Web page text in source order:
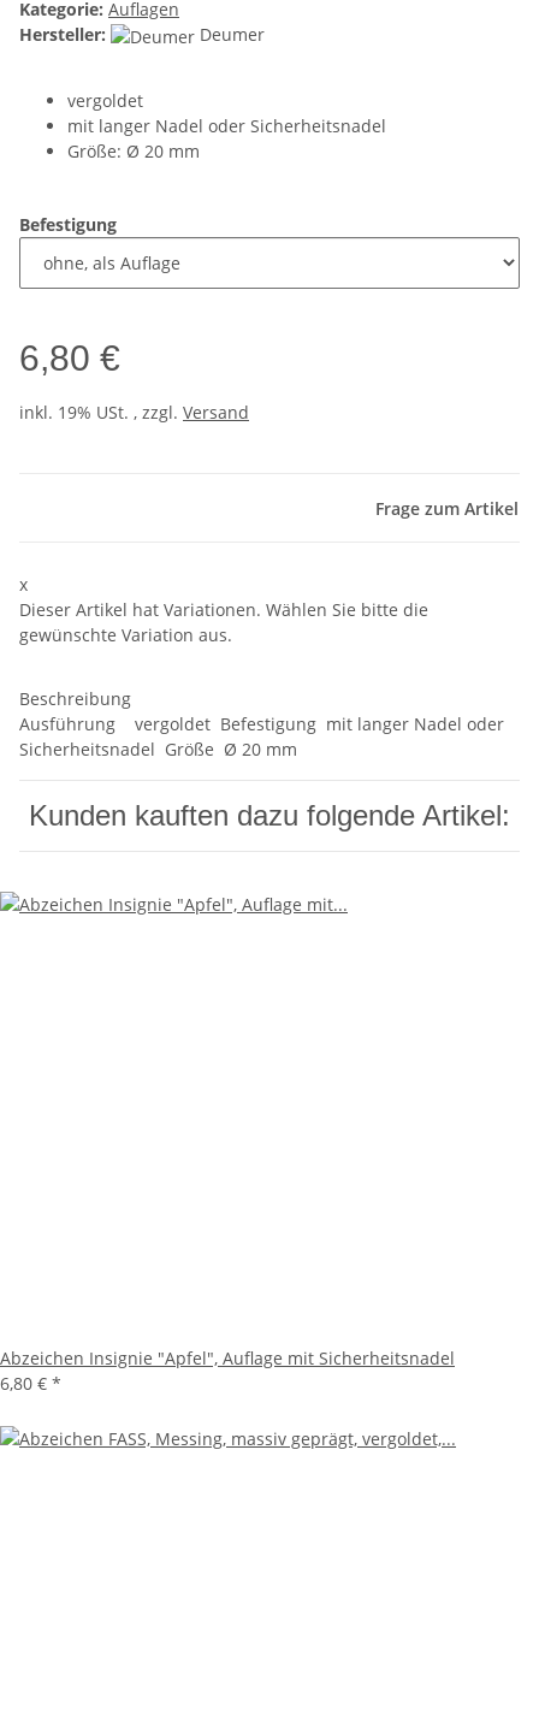
Kategorie: Auflagen
Hersteller:
Deumer
vergoldet
mit langer Nadel oder Sicherheitsnadel
Größe: Ø 20 mm
Befestigung
6,80 €
inkl. 19% USt. , zzgl. Versand
Frage zum Artikel
x
Dieser Artikel hat Variationen. Wählen Sie bitte die
gewünschte Variation aus.
Beschreibung
Ausführung vergoldet Befestigung mit langer Nadel oder
Sicherheitsnadel Größe Ø 20 mm
Kunden kauften dazu folgende Artikel:
Abzeichen Insignie "Apfel", Auflage mit Sicherheitsnadel
6,80 € *